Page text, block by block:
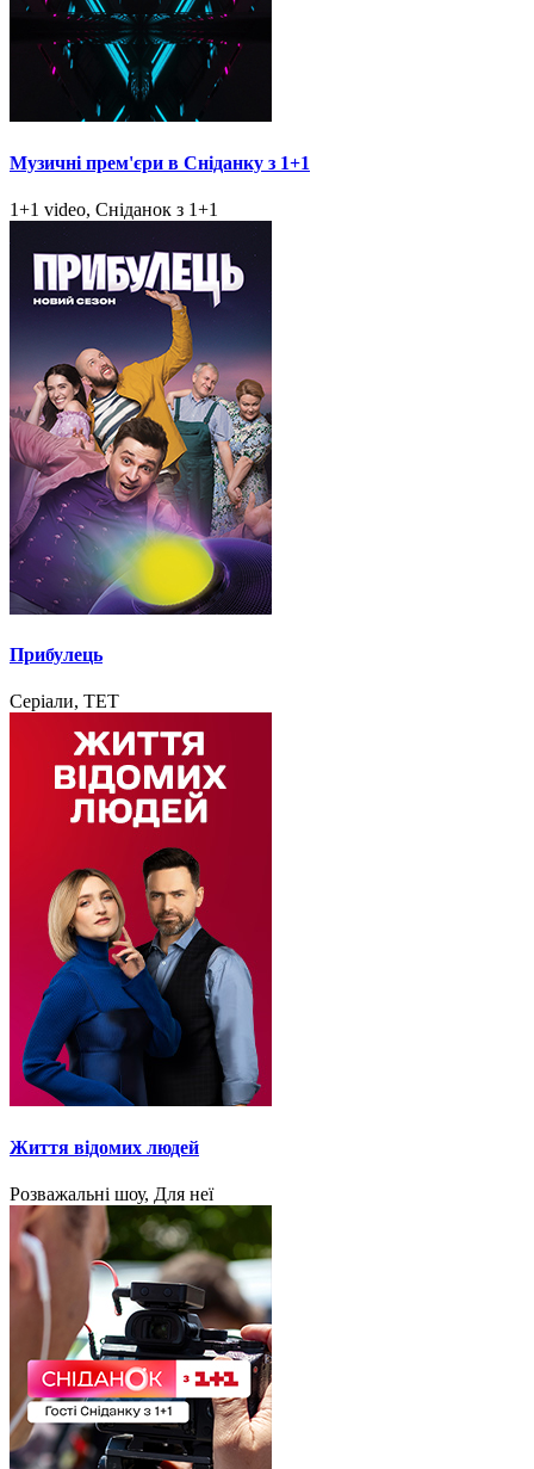
Музичні прем'єри в Сніданку з 1+1
1+1 video, Сніданок з 1+1
Прибулець
Серіали, ТЕТ
Життя відомих людей
Розважальні шоу, Для неї